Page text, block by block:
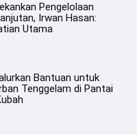
Pengelolaan
Irwan Hasan:
Utama
Bantuan untuk
Tenggelam di Pantai